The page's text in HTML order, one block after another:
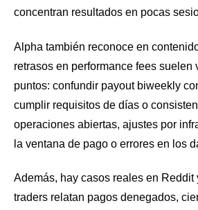
concentran resultados en pocas
Alpha también reconoce en
retrasos en performance fees suelen
puntos: confundir payout biweekly
cumplir requisitos de días o
operaciones abiertas, ajustes por
la ventana de pago o errores en los
Además, hay casos reales en Reddit
traders relatan pagos denegados,